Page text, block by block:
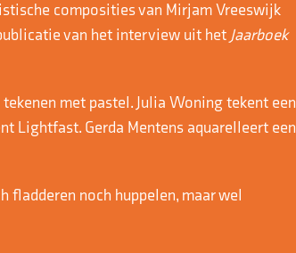
composities van Mirjam Vreeswijk
van het interview uit het Jaarboek
met pastel. Julia Woning tekent een
Lightfast. Gerda Mentens aquarelleert een
fladderen noch huppelen, maar wel